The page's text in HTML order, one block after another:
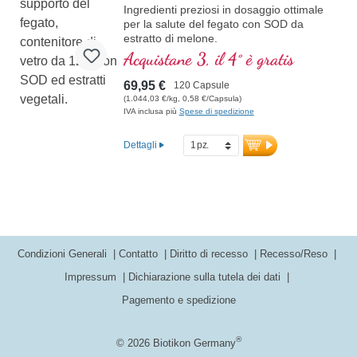
Ingredienti preziosi in dosaggio ottimale
per la salute del fegato con SOD da
estratto di melone.
Acquistane 3, il 4° è gratis
69,95 € 120 Capsule
(1.044,03 €/kg, 0,58 €/Capsula)
IVA inclusa più Spese di spedizione
Dettagli
© 2026 Biotikon Germany®
Condizioni Generali Contatto Diritto di recesso
Recesso/Reso
Impressum
Dichiarazione sulla tutela dei dati
Pagemento e spedizione